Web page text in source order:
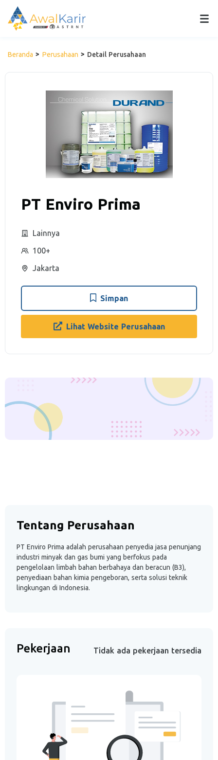
Beranda Perusahaan Detail Perusahaan
PT Enviro Prima
Lainnya
100+
Jakarta
Simpan
Lihat Website Perusahaan
Tentang Perusahaan
PT Enviro Prima adalah perusahaan penyedia jasa penunjang
industri minyak dan gas bumi yang berfokus pada
pengelolaan limbah bahan berbahaya dan beracun (B3),
penyediaan bahan kimia pengeboran, serta solusi teknik
lingkungan di Indonesia.
Pekerjaan Tidak ada pekerjaan tersedia